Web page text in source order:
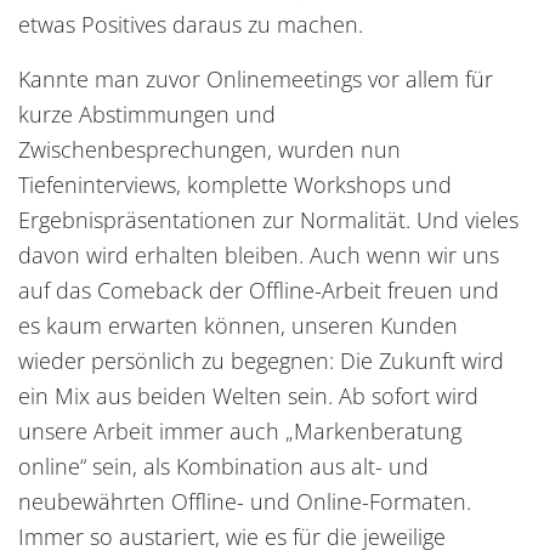
etwas Positives daraus zu machen.
Kannte man zuvor Onlinemeetings vor allem für
kurze Abstimmungen und
Zwischenbesprechungen, wurden nun
Tiefeninterviews, komplette Workshops und
Ergebnispräsentationen zur Normalität. Und vieles
davon wird erhalten bleiben. Auch wenn wir uns
auf das Comeback der Offline-Arbeit freuen und
es kaum erwarten können, unseren Kunden
wieder persönlich zu begegnen: Die Zukunft wird
ein Mix aus beiden Welten sein. Ab sofort wird
unsere Arbeit immer auch „Markenberatung
online“ sein, als Kombination aus alt- und
neubewährten Offline- und Online-Formaten.
Immer so austariert, wie es für die jeweilige